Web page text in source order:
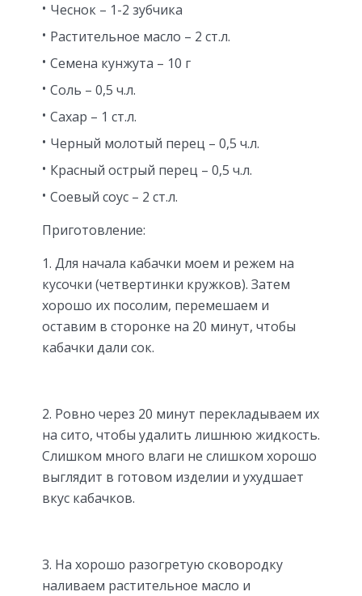
Чеснок – 1-2 зубчика
Растительное масло – 2 ст.л.
Семена кунжута – 10 г
Соль – 0,5 ч.л.
Сахар – 1 ст.л.
Черный молотый перец – 0,5 ч.л.
Красный острый перец – 0,5 ч.л.
Соевый соус – 2 ст.л.
Приготовление:
1. Для начала кабачки моем и режем на
кусочки (четвертинки кружков). Затем
хорошо их посолим, перемешаем и
оставим в сторонке на 20 минут, чтобы
кабачки дали сок.
2. Ровно через 20 минут перекладываем их
на сито, чтобы удалить лишнюю жидкость.
Слишком много влаги не слишком хорошо
выглядит в готовом изделии и ухудшает
вкус кабачков.
3. На хорошо разогретую сковородку
наливаем растительное масло и